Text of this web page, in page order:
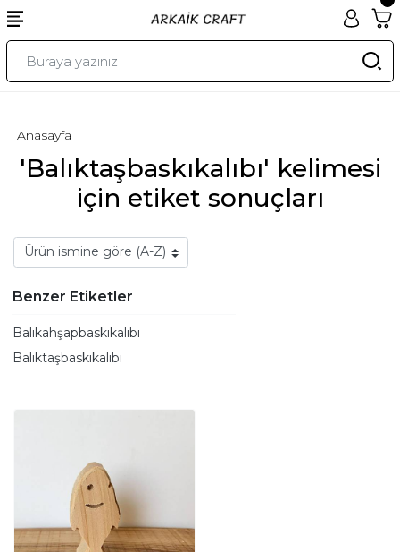
'Balıktaşbaskıkalıbı' kelimesi
için etiket sonuçları
Anasayfa
Benzer Etiketler
Balıkahşapbaskıkalıbı
Balıktaşbaskıkalıbı